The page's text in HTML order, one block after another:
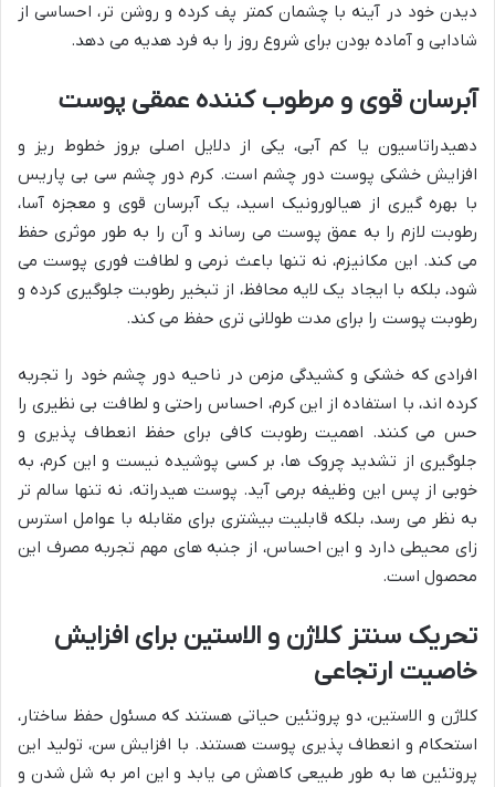
دیدن خود در آینه با چشمان کمتر پف کرده و روشن تر، احساسی از
شادابی و آماده بودن برای شروع روز را به فرد هدیه می دهد.
آبرسان قوی و مرطوب کننده عمقی پوست
دهیدراتاسیون یا کم آبی، یکی از دلایل اصلی بروز خطوط ریز و
افزایش خشکی پوست دور چشم است. کرم دور چشم سی بی پاریس
با بهره گیری از هیالورونیک اسید، یک آبرسان قوی و معجزه آسا،
رطوبت لازم را به عمق پوست می رساند و آن را به طور موثری حفظ
می کند. این مکانیزم، نه تنها باعث نرمی و لطافت فوری پوست می
شود، بلکه با ایجاد یک لایه محافظ، از تبخیر رطوبت جلوگیری کرده و
رطوبت پوست را برای مدت طولانی تری حفظ می کند.
افرادی که خشکی و کشیدگی مزمن در ناحیه دور چشم خود را تجربه
کرده اند، با استفاده از این کرم، احساس راحتی و لطافت بی نظیری را
حس می کنند. اهمیت رطوبت کافی برای حفظ انعطاف پذیری و
جلوگیری از تشدید چروک ها، بر کسی پوشیده نیست و این کرم، به
خوبی از پس این وظیفه برمی آید. پوست هیدراته، نه تنها سالم تر
به نظر می رسد، بلکه قابلیت بیشتری برای مقابله با عوامل استرس
زای محیطی دارد و این احساس، از جنبه های مهم تجربه مصرف این
محصول است.
تحریک سنتز کلاژن و الاستین برای افزایش
خاصیت ارتجاعی
کلاژن و الاستین، دو پروتئین حیاتی هستند که مسئول حفظ ساختار،
استحکام و انعطاف پذیری پوست هستند. با افزایش سن، تولید این
پروتئین ها به طور طبیعی کاهش می یابد و این امر به شل شدن و